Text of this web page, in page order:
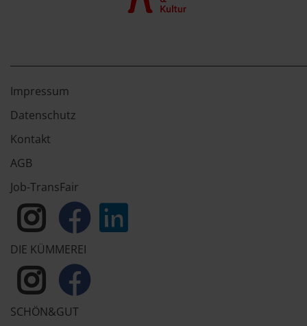
Impressum
Datenschutz
Kontakt
AGB
Job-TransFair
DIE KÜMMEREI
SCHÖN&GUT